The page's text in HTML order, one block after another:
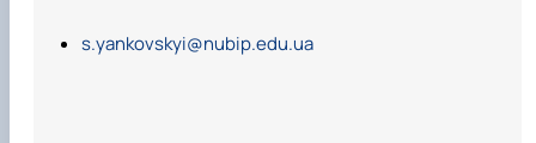
s.yankovskyi@nubip.edu.ua